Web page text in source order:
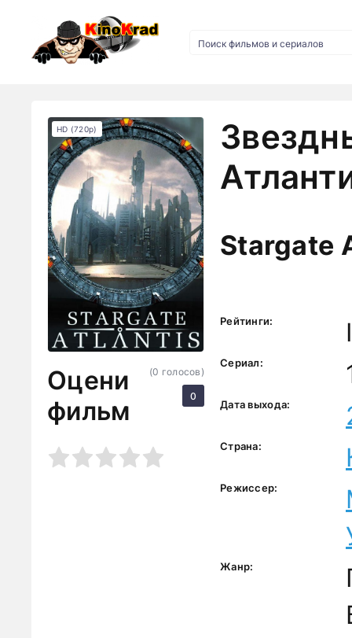
Stargate
HD (720p)
Оцени
фильм
5
(0 голосов)
0
Рейтинги:
Сериал:
Дата выхода:
Страна:
Режиссер:
Жанр: